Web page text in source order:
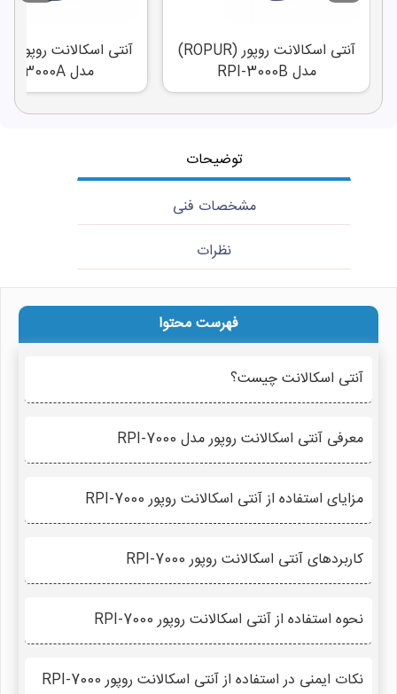
آنتی اسکالانت روپور (ROPUR)
مدل RPI-3000B
مدل RPI-3000A
توضیحات
مشخصات فنی
نظرات
فهرست محتوا
آنتی اسکالانت چیست؟
معرفی آنتی اسکالانت روپور مدل RPI-7000
مزایای استفاده از آنتی اسکالانت روپور RPI-7000
کاربردهای آنتی اسکالانت روپور RPI-7000
نحوه استفاده از آنتی اسکالانت روپور RPI-7000
نکات ایمنی در استفاده از آنتی اسکالانت روپور RPI-7000